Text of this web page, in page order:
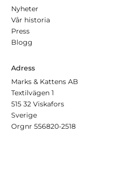
Nyheter
Vår historia
Press
Blogg
Adress
Marks & Kattens AB
Textilvägen 1
515 32 Viskafors
Sverige
Orgnr 556820-2518